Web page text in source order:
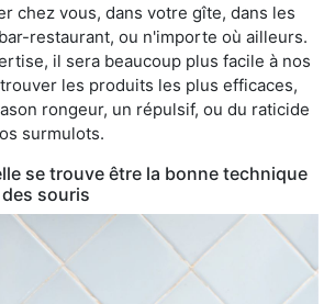
chez vous, dans votre gîte, dans les
restaurant, ou n'importe où ailleurs.
il sera beaucoup plus facile à nos
les produits les plus efficaces,
rongeur, un répulsif, ou du raticide
surmulots.
se trouve être la bonne technique
souris